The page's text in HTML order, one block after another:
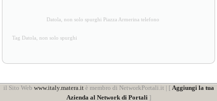
Datola, non solo spurghi Piazza Armerina telefono
Tag Datola, non solo spurghi
il Sito Web www.italy.matera.itè membro di NetworkPortali.it | [ Aggiungi la tua
Azienda al Network di Portali ]